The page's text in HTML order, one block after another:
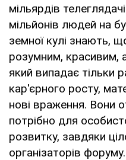
мільярдів
мільйонів людей на
земної кулі знають,
розумним, красивим,
який випадає тільки
кар'єрного росту,
нові враження. Вони
потрібно для
розвитку, завдяки
організаторів форуму.